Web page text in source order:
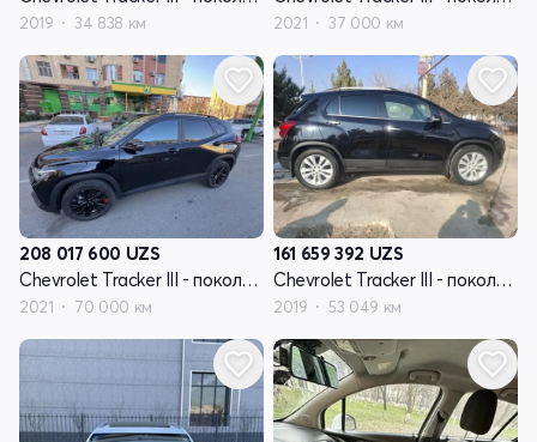
2019 34 838 км 2021 37 000 км
208 017 600 UZS
Chevrolet Tracker III - поколение рестайлинг
2021 70 000 км
161 659 392 UZS
Chevrolet Tracker III - поколение рестайлинг
2019 53 049 км